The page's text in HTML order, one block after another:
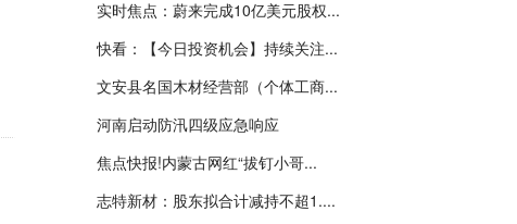
实时焦点：蔚来完成10亿美元股权...
快看：【今日投资机会】持续关注...
文安县名国木材经营部（个体工商...
河南启动防汛四级应急响应
焦点快报!内蒙古网红“拔钉小哥...
志特新材：股东拟合计减持不超1....